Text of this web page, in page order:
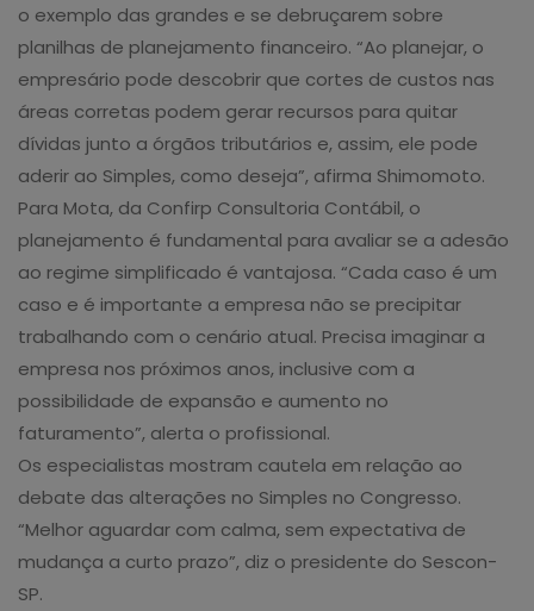
o exemplo das grandes e se debruçarem sobre
planilhas de planejamento financeiro. “Ao planejar, o
empresário pode descobrir que cortes de custos nas
áreas corretas podem gerar recursos para quitar
dívidas junto a órgãos tributários e, assim, ele pode
aderir ao Simples, como deseja”, afirma Shimomoto.
Para Mota, da Confirp Consultoria Contábil, o
planejamento é fundamental para avaliar se a adesão
ao regime simplificado é vantajosa. “Cada caso é um
caso e é importante a empresa não se precipitar
trabalhando com o cenário atual. Precisa imaginar a
empresa nos próximos anos, inclusive com a
possibilidade de expansão e aumento no
faturamento”, alerta o profissional.
Os especialistas mostram cautela em relação ao
debate das alterações no Simples no Congresso.
“Melhor aguardar com calma, sem expectativa de
mudança a curto prazo”, diz o presidente do Sescon-
SP.